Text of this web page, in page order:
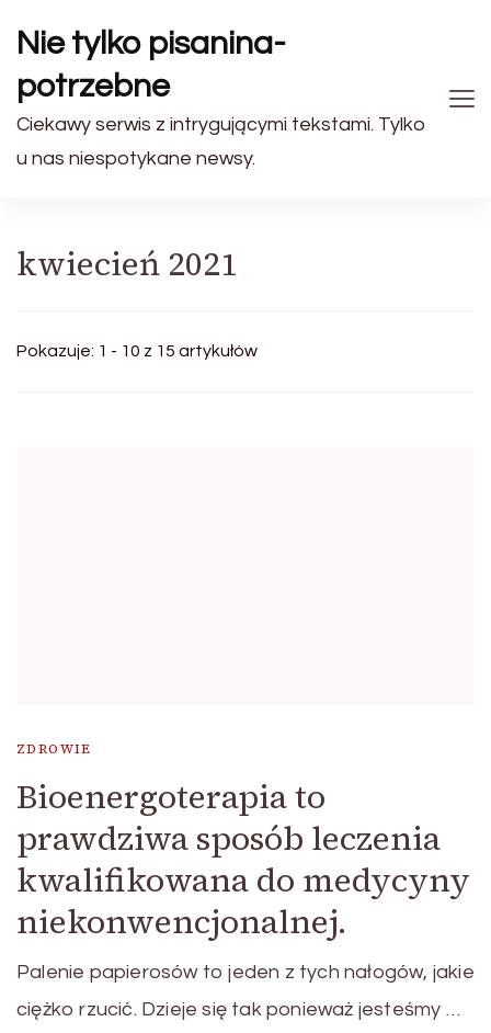
Nie tylko pisanina-
potrzebne
Ciekawy serwis z intrygującymi tekstami. Tylko
u nas niespotykane newsy.
kwiecień 2021
Pokazuje: 1 - 10 z 15 artykułów
ZDROWIE
Bioenergoterapia to
prawdziwa sposób leczenia
kwalifikowana do medycyny
niekonwencjonalnej.
Palenie papierosów to jeden z tych nałogów, jakie
ciężko rzucić. Dzieje się tak ponieważ jesteśmy …